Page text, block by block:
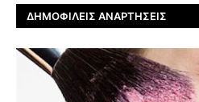
ΔΗΜΟΦΙΛΕΊΣ ΑΝΑΡΤΉΣΕΙΣ